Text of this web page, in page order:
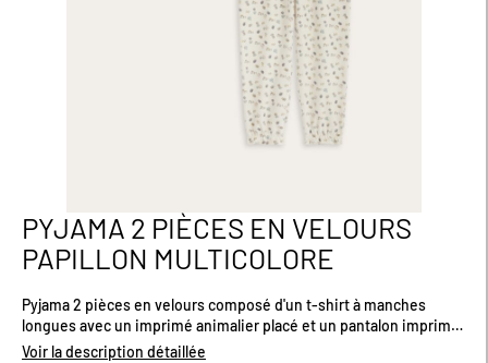
Passer
au
début
la
Galerie
d’images
PYJAMA 2 PIÈCES EN VELOURS
PAPILLON MULTICOLORE
Pyjama 2 pièces en velours composé d'un t-shirt à manches
longues avec un imprimé animalier placé et un pantalon imprimé
fleurs et animaux. Produit certifié Oeko-Tex®. Existe en plusieurs
Voir la description détaillée